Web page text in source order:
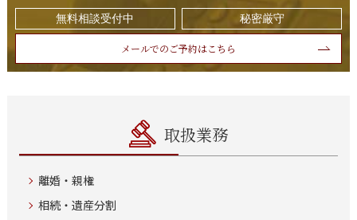
無料相談受付中 秘密厳守
メールでのご予約はこちら
取扱業務
離婚・親権
相続・遺産分割